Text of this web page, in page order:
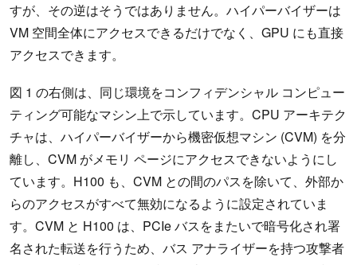
すが、その逆はそうではありません。ハイパーバイザーは
VM 空間全体にアクセスできるだけでなく、GPU にも直接
アクセスできます。
図 1 の右側は、同じ環境をコンフィデンシャル コンピュー
ティング可能なマシン上で示しています。CPU アーキテク
チャは、ハイパーバイザーから機密仮想マシン (CVM) を分
離し、CVM がメモリ ページにアクセスできないようにし
ています。H100 も、CVM との間のパスを除いて、外部か
らのアクセスがすべて無効になるように設定されていま
す。CVM と H100 は、PCIe バスをまたいで暗号化され署
名された転送を行うため、バス アナライザーを持つ攻撃者